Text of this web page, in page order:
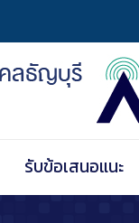
รับข้อเสนอแนะ